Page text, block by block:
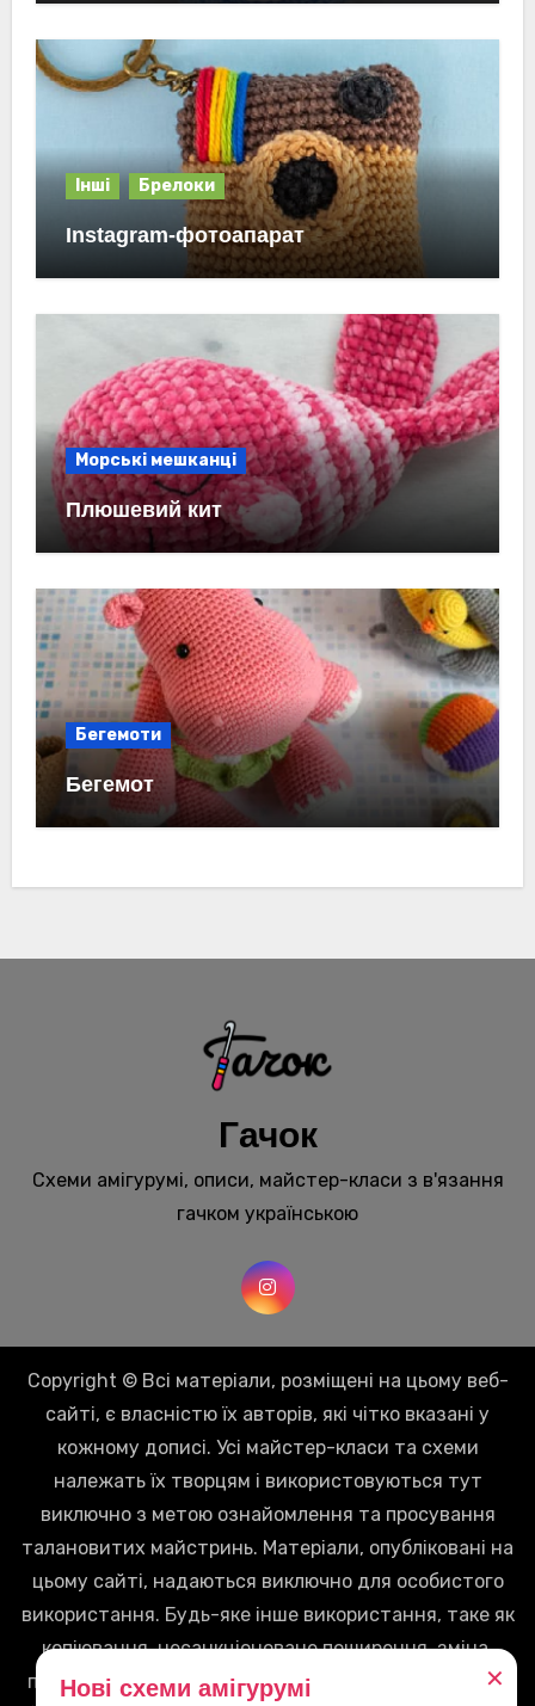
Інші Брелоки
Instagram-фотоапарат
Морські мешканці
Плюшевий кит
Бегемоти
Бегемот
Гачок
Схеми амігурумі, описи, майстер-класи з в'язання
гачком українською
Copyright © Всі матеріали, розміщені на цьому веб-
сайті, є власністю їх авторів, які чітко вказані у
кожному дописі. Усі майстер-класи та схеми
належать їх творцям і використовуються тут
виключно з метою ознайомлення та просування
талановитих майстринь. Матеріали, опубліковані на
цьому сайті, надаються виключно для особистого
використання. Будь-яке інше використання, таке як
копіювання, несанкціоноване поширення, зміна,
перепродаж чи будь-яка інша форма використання
✕
Нові схеми амігурумі